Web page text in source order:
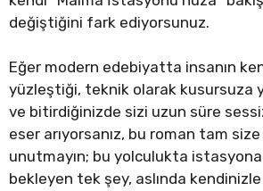
değiştiğini fark ediyorsunuz.
Eğer modern edebiyatta insanın
yüzleştiği, teknik olarak kusursuza
ve bitirdiğinizde sizi uzun süre
eser arıyorsanız, bu roman tam
unutmayın; bu yolculukta istasyona
bekleyen tek şey, aslında